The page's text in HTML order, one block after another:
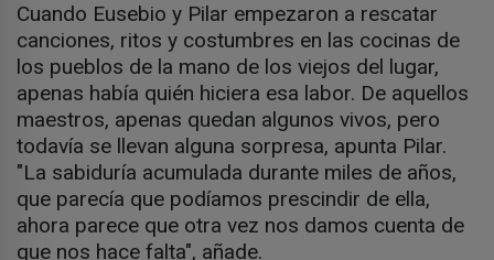
Cuando Eusebio y Pilar empezaron a rescatar
canciones, ritos y costumbres en las cocinas de
los pueblos de la mano de los viejos del lugar,
apenas había quién hiciera esa labor. De aquellos
maestros, apenas quedan algunos vivos, pero
todavía se llevan alguna sorpresa, apunta Pilar.
"La sabiduría acumulada durante miles de años,
que parecía que podíamos prescindir de ella,
ahora parece que otra vez nos damos cuenta de
que nos hace falta", añade.